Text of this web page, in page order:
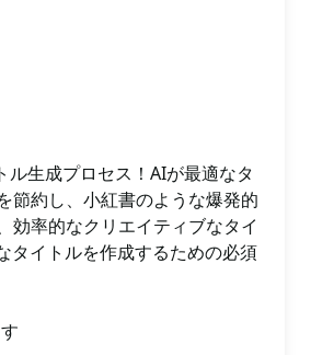
ル生成プロセス！AIが最適なタ
節約し、小紅書のような爆発的
効率的なクリエイティブなタイ
タイトルを作成するための必須